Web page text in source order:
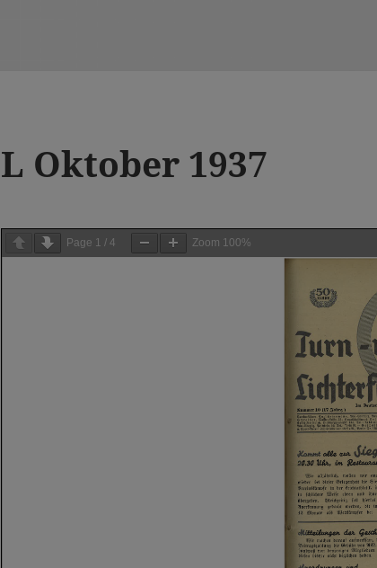
L Oktober 1937
Page 1 /4 Zoom 100%